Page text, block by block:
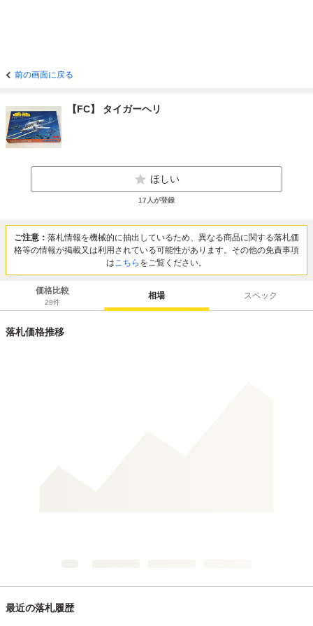
前の画面に戻る
【FC】 タイガーヘリ
ほしい
17 人が登録
ご注意： 落札情報を機械的に抽出しているため、異なる商品に関する落札価
格等の情報が掲載又は利用されている可能性があります。その他の免責事項
はこちら をご覧ください。
価格比較
28件
相場 スペック
落札価格推移
最近の落札履歴